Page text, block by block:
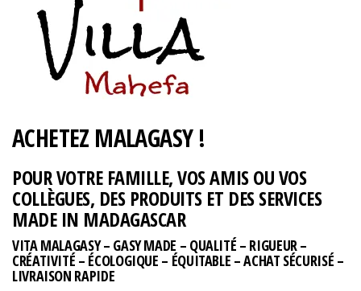
ACHETEZ MALAGASY !
POUR VOTRE FAMILLE, VOS AMIS OU VOS
COLLÈGUES, DES PRODUITS ET DES SERVICES
MADE IN MADAGASCAR
VITA MALAGASY – GASY MADE – QUALITÉ – RIGUEUR –
CRÉATIVITÉ – ÉCOLOGIQUE – ÉQUITABLE – ACHAT SÉCURISÉ –
LIVRAISON RAPIDE